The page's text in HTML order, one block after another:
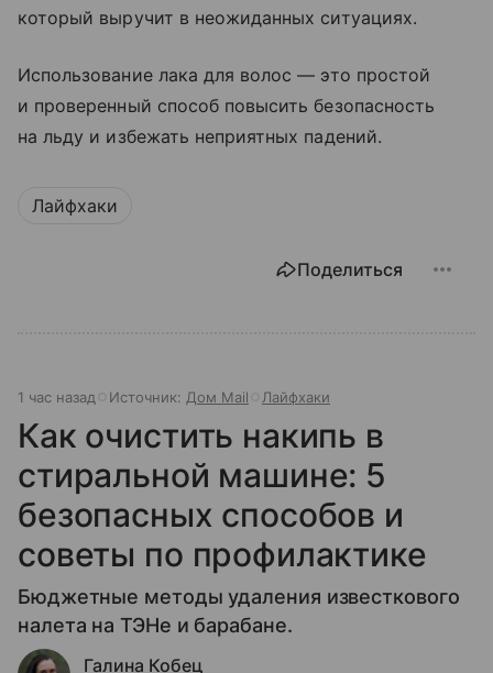
который выручит в неожиданных ситуациях.
Использование лака для волос — это простой
и проверенный способ повысить безопасность
на льду и избежать неприятных падений.
Лайфхаки
Поделиться
1 час назад Источник: Дом Mail Лайфхаки
Как очистить накипь в
стиральной машине: 5
безопасных способов и
советы по профилактике
Бюджетные методы удаления известкового
налета на ТЭНе и барабане.
Галина Кобец